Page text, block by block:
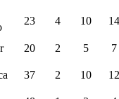
23 4 10 14
20 2 5 7
37 2 10 12